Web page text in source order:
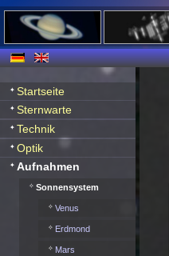
Startseite
Sternwarte
Technik
Optik
Aufnahmen
Sonnensystem
Venus
Erdmond
Mars